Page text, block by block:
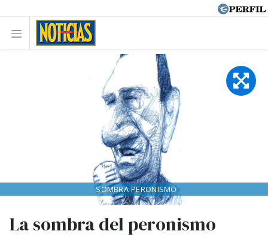
La sombra del peronismo
SOMBRA-PERONISMO